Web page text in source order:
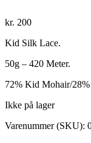
kr. 200
Kid Silk Lace.
50g – 420 Meter.
72% Kid Mohair/
Ikke på lager
Varenummer (SKU):